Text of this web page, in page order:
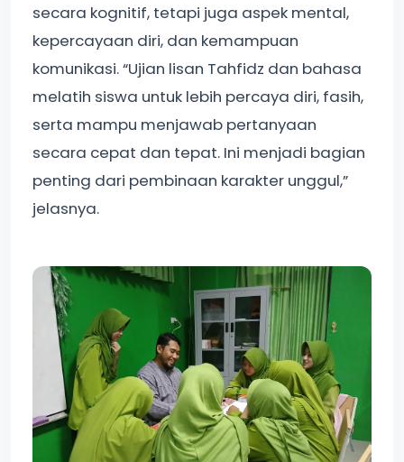
secara kognitif, tetapi juga aspek mental,
kepercayaan diri, dan kemampuan
komunikasi. “Ujian lisan Tahfidz dan bahasa
melatih siswa untuk lebih percaya diri, fasih,
serta mampu menjawab pertanyaan
secara cepat dan tepat. Ini menjadi bagian
penting dari pembinaan karakter unggul,”
jelasnya.